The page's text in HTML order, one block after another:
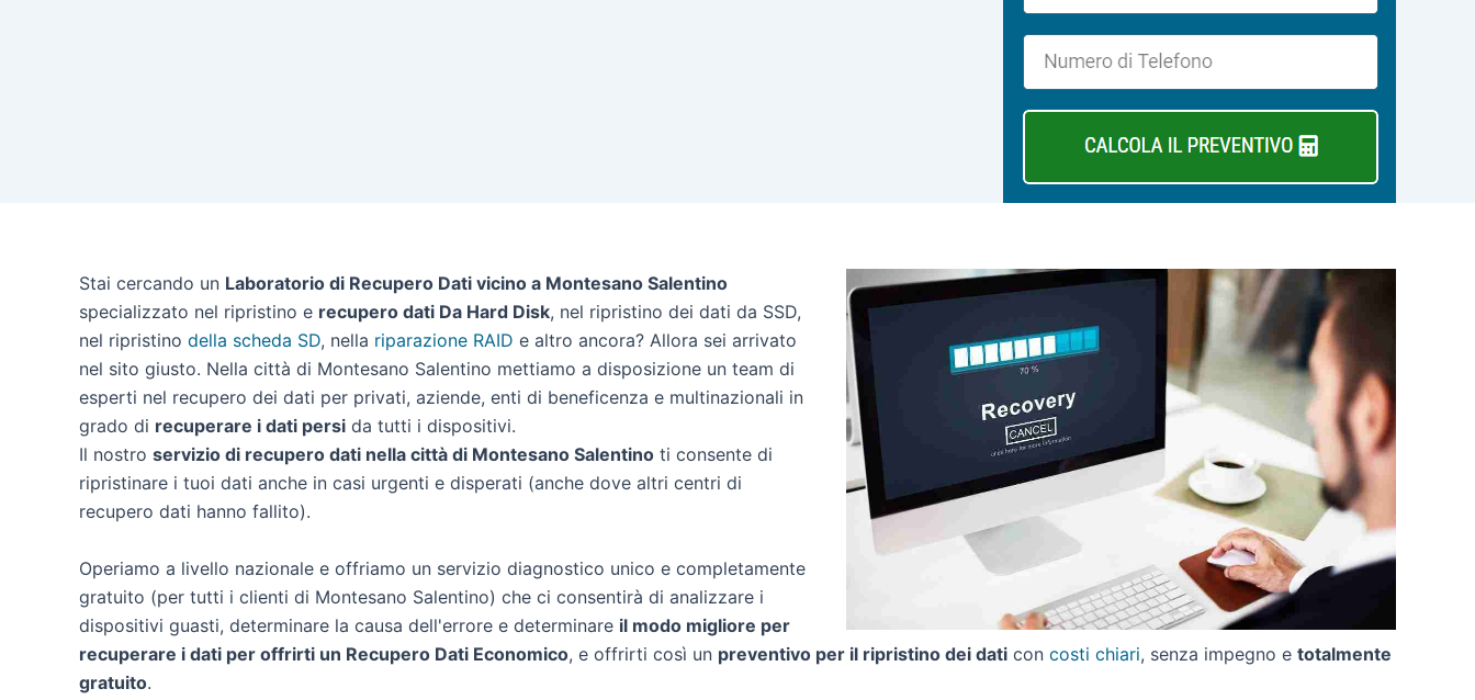
Stai cercando un Laboratorio di Recupero Dati vicino a Montesano Salentino
specializzato nel ripristino e recupero dati Da Hard Disk, nel ripristino dei dati da SSD,
nel ripristino della scheda SD, nella riparazione RAID e altro ancora? Allora sei arrivato
nel sito giusto. Nella città di Montesano Salentino mettiamo a disposizione un team di
esperti nel recupero dei dati per privati, aziende, enti di beneficenza e multinazionali in
grado di recuperare i dati persi da tutti i dispositivi.
Il nostro servizio di recupero dati nella città di Montesano Salentino ti consente di
ripristinare i tuoi dati anche in casi urgenti e disperati (anche dove altri centri di
recupero dati hanno fallito).
Operiamo a livello nazionale e offriamo un servizio diagnostico unico e completamente
gratuito (per tutti i clienti di Montesano Salentino) che ci consentirà di analizzare i
dispositivi guasti, determinare la causa dell'errore e determinare il modo migliore per
recuperare i dati per offrirti un Recupero Dati Economico, e offrirti così un preventivo per il ripristino dei dati con costi chiari, senza impegno e totalmente
gratuito.